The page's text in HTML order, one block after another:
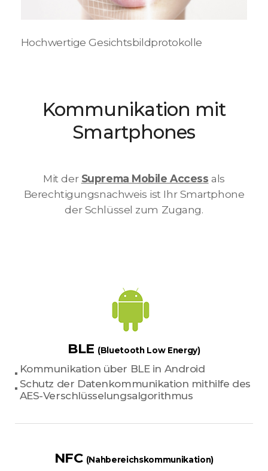
Hochwertige Gesichtsbildprotokolle
Kommunikation mit
Smartphones
Mit der Suprema Mobile Access als
Berechtigungsnachweis ist Ihr Smartphone
der Schlüssel zum Zugang.
BLE (Bluetooth Low Energy)
Kommunikation über BLE in Android
Schutz der Datenkommunikation mithilfe des
AES-Verschlüsselungsalgorithmus
NFC (Nahbereichskommunikation)